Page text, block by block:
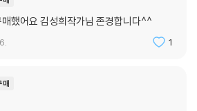
했어요 김성희작가님 존경합니다^^
1
매